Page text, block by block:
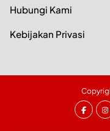
Hubungi Kami
Kebijakan Privasi